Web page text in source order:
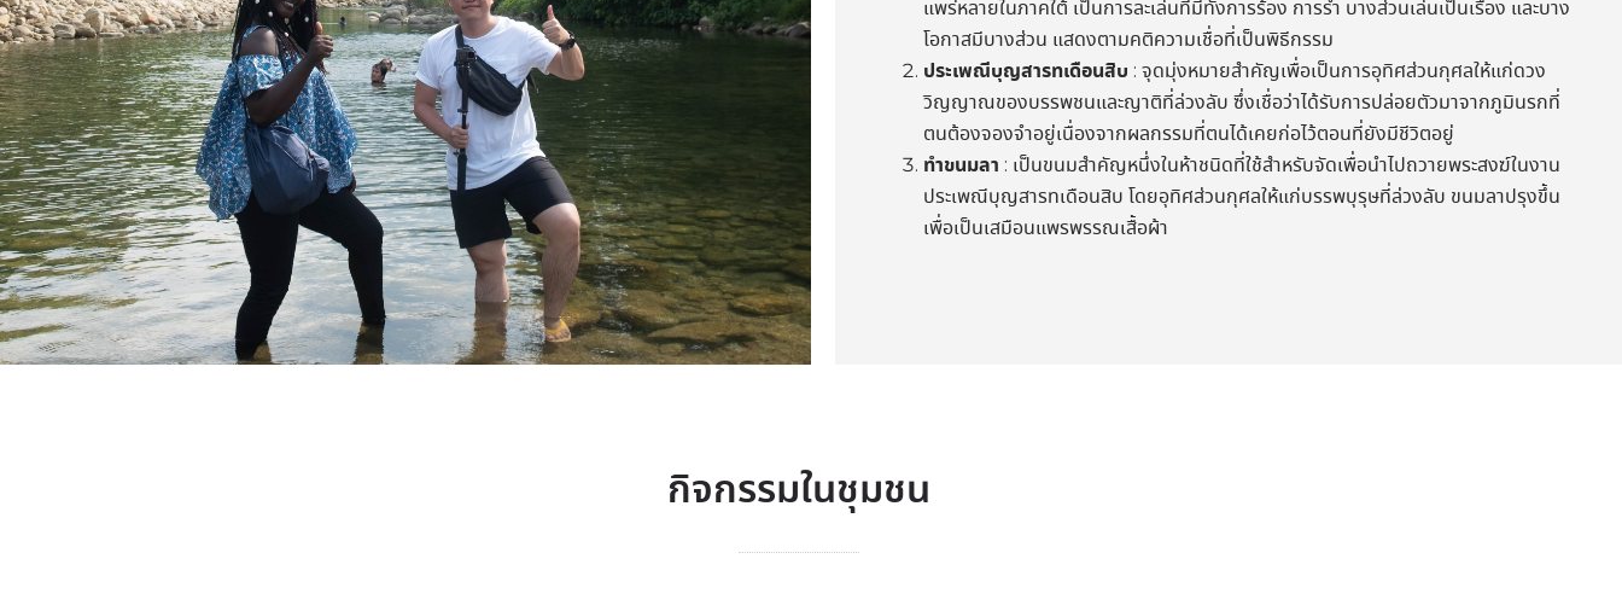
แพร่หลายในภาคใต้ เป็นการละเล่นที่มีทั้งการร้อง การรำ บางส่วนเล่นเป็นเรื่อง และบาง
โอกาสมีบางส่วน แสดงตามคติความเชื่อที่เป็นพิธีกรรม
ประเพณีบุญสารทเดือนสิบ : จุดมุ่งหมายสำคัญเพื่อเป็นการอุทิศส่วนกุศลให้แก่ดวง
วิญญาณของบรรพชนและญาติที่ล่วงลับ ซึ่งเชื่อว่าได้รับการปล่อยตัวมาจากภูมินรกที่
ตนต้องจองจำอยู่เนื่องจากผลกรรมที่ตนได้เคยก่อไว้ตอนที่ยังมีชีวิตอยู่
ทำขนมลา : เป็นขนมสำคัญหนึ่งในห้าชนิดที่ใช้สำหรับจัดเพื่อนำไปถวายพระสงฆ์ในงาน
ประเพณีบุญสารทเดือนสิบ โดยอุทิศส่วนกุศลให้แก่บรรพบุรุษที่ล่วงลับ ขนมลาปรุงขึ้น
เพื่อเป็นเสมือนแพรพรรณเสื้อผ้า
กิจกรรมในชุมชน